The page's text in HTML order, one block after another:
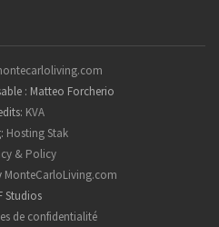
: Matteo Forcherio
KVA
Hosting Stak
& Policy
MonteCarloLiving.com
Studios
de confidentialité